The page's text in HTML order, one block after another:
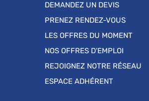
DEMANDEZ UN DEVIS
PRENEZ RENDEZ-VOUS
LES OFFRES DU MOMENT
NOS OFFRES D'EMPLOI
REJOIGNEZ NOTRE RÉSEAU
ESPACE ADHÉRENT